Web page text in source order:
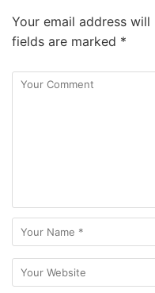
Your email address
fields are marked *